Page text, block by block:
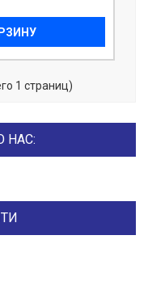
1 страниц)
НАС: